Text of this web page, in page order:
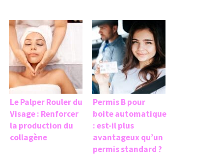
Le Palper Rouler du
Visage : Renforcer
la production du
collagène
Permis B pour
boite automatique
: est-il plus
avantageux qu’un
permis standard ?